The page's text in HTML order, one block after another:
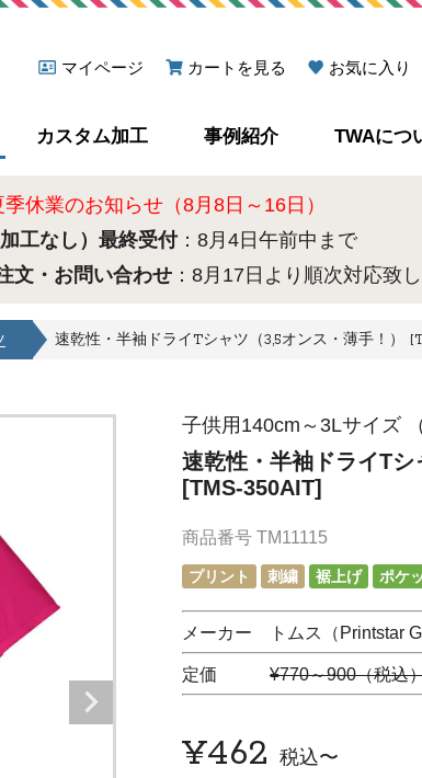
マイページ
カートを見る お気に入り
カスタム加工 事例紹介 TWAにつ
季休業のお知らせ（8月8日～16日）
工なし）最終受付：8月4日午前中まで
文・お問い合わせ ：8月17日より順次対応致し
速乾性・半袖ドライTシャツ（3,5オンス・薄手！）
子供用140cm～3Lサイズ
速乾性・半袖ドライTシ
[TMS-350AIT]
商品番号 TM11115
プリント 刺繍 裾上げ ポケ
メーカー トムス（Printstar
定価 ¥770～900（税込
¥462 税込〜